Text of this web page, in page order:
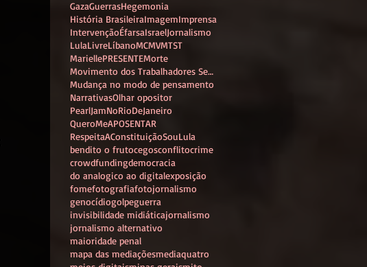
GazaGuerrasHegemonia
História BrasileiraImagemImprensa
IntervençãoÉfarsaIsraelJornalismo
LulaLivreLíbanoMCMVMTST
MariellePRESENTEMorte
Movimento dos Trabalhadores Sem Teto
Mudança no modo de pensamento
NarrativasOlhar opositor
PearlJamNoRioDeJaneiro
QueroMeAPOSENTAR
RespeitaAConstituiçãoSouLula
bendito o frutocegosconflitocrime
crowdfundingdemocracia
do analogico ao digitalexposição
fomefotografiafotojornalismo
genocídiogolpeguerra
invisibilidade midiáticajornalismo
jornalismo alternativo
maioridade penal
mapa das mediaçõesmediaquatro